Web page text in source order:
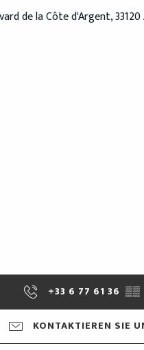
de la Côte d'Argent,
+33 6 77 61 36 ▒▒
KONTAKTIEREN SIE